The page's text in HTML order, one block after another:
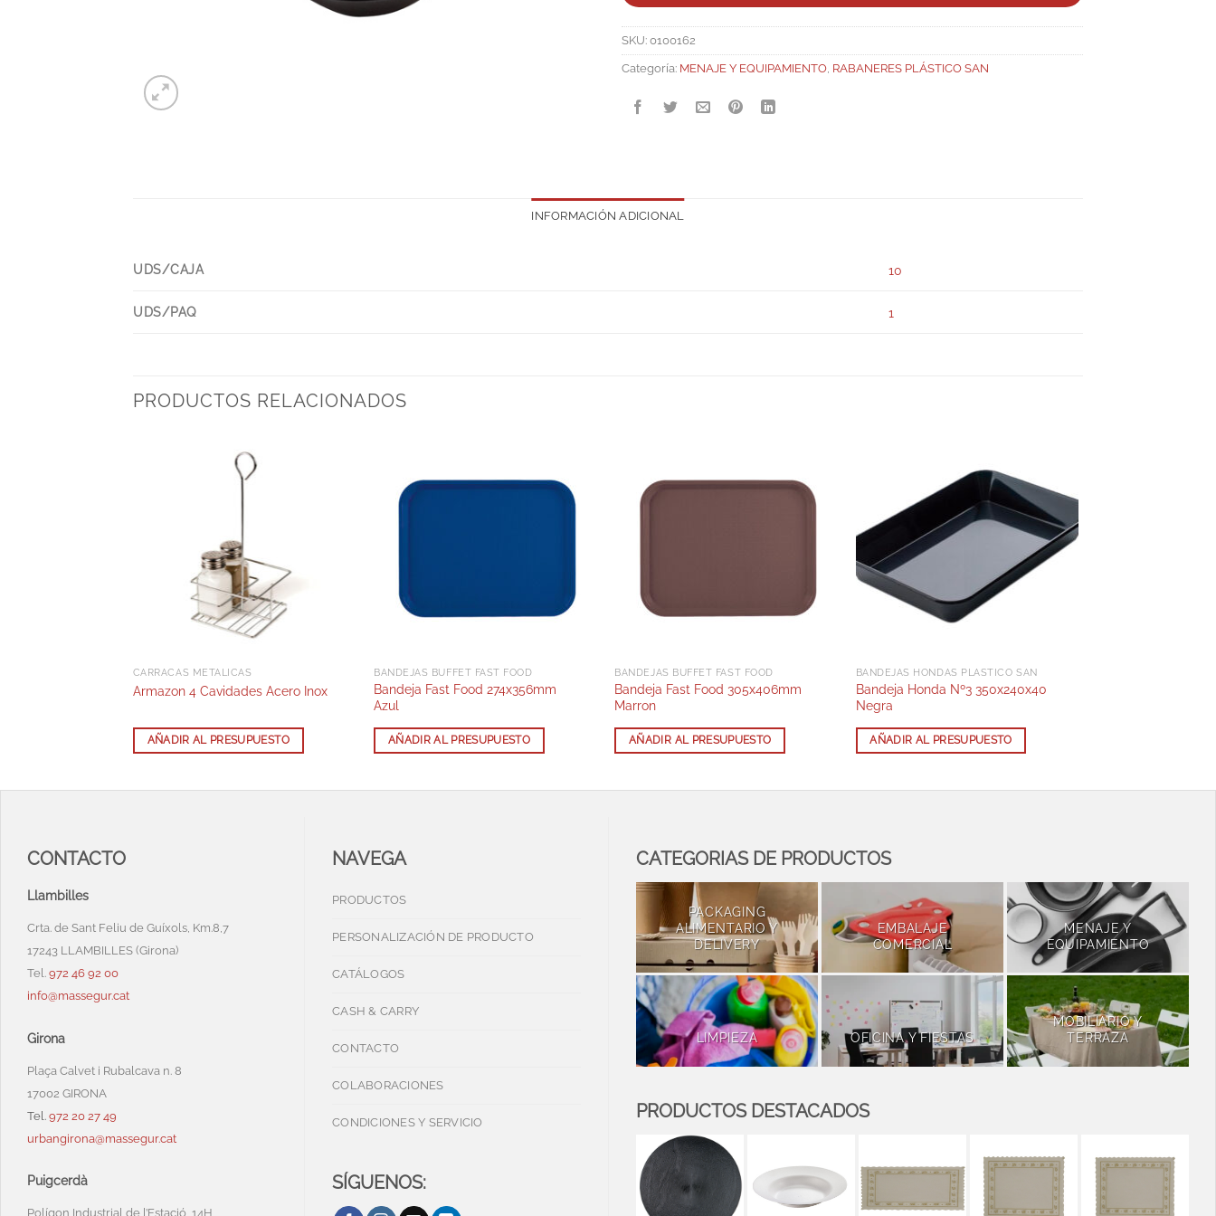
SKU: 0100162
Categoría: MENAJE Y EQUIPAMIENTO RABANERES PLÁSTICO SAN
INFORMACIÓN ADICIONAL
UDS/CAJA 10
UDS/PAQ 1
PRODUCTOS RELACIONADOS
CARRACAS METÁLICAS
Armazon 4 Cavidades Acero Inox
AÑADIR AL PRESUPUESTO
BANDEJAS BUFFET FAST FOOD
Bandeja Fast Food 274x356mm
Azul
AÑADIR AL PRESUPUESTO
BANDEJAS BUFFET FAST FOOD
Bandeja Fast Food 305x406mm
Marron
AÑADIR AL PRESUPUESTO
BANDEJAS HONDAS PLÁSTICO SAN
Bandeja Honda Nº3 350x240x40
Negra
AÑADIR AL PRESUPUESTO
CONTACTO
Llambilles
Crta. de Sant Feliu de Guíxols, Km.8,7
17243 LLAMBILLES (Girona)
Tel. 972 46 92 00
info@massegur.cat
Girona
Plaça Calvet i Rubalcava n. 8
17002 GIRONA
Tel. 972 20 27 49
urbangirona@massegur.cat
Puigcerdà
Polígon Industrial de l’Estació, 14H
NAVEGA
PRODUCTOS
PERSONALIZACIÓN DE PRODUCTO
CATÁLOGOS
CASH & CARRY
CONTACTO
COLABORACIONES
CONDICIONES Y SERVICIO
SÍGUENOS:
CATEGORIAS DE PRODUCTOS
PACKAGING
ALIMENTARIO Y
DELIVERY
EMBALAJE
COMERCIAL
MENAJE Y
EQUIPAMIENTO
LIMPIEZA OFICINA Y FIESTAS
MOBILIARIO Y
TERRAZA
PRODUCTOS DESTACADOS